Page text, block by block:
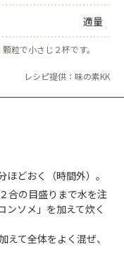
適量
粒で小さじ２杯です。
レシピ提供：味の素KK
どおく（時間外）。
合の目盛りまで水を注
ンソメ」を加えて炊く
て全体をよく混ぜ、